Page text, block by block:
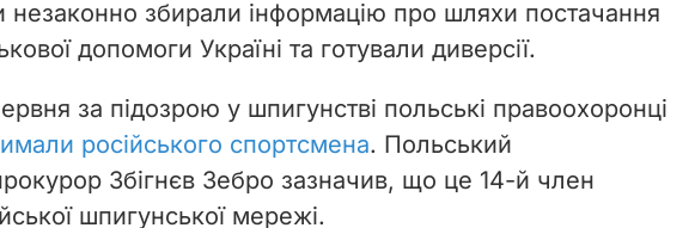
незаконно збирали інформацію про шляхи постачання
допомоги Україні та готували диверсії.
за підозрою у шпигунстві польські правоохоронці
російського спортсмена. Польський
Збігнєв Зебро зазначив, що це 14-й член
шпигунської мережі.